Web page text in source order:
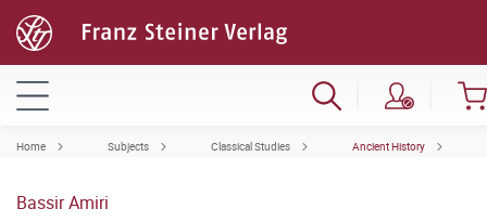
Home Subjects Classical Studies Ancient History
Bassir Amiri